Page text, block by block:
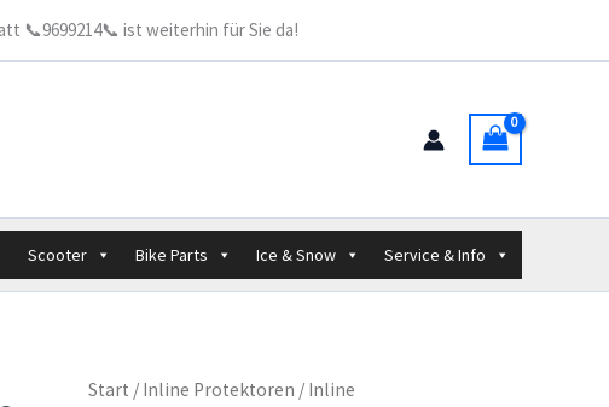
📞9699214📞 ist weiterhin für Sie da!
Scooter Bike Parts Ice & Snow Service & Info
Start / Inline Protektoren / Inline